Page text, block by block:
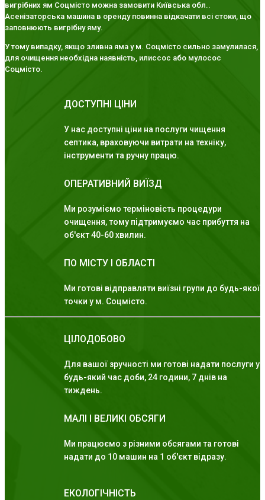
вигрібних ям Соцмісто можна замовити Київська обл..
Асенізаторська машина в оренду повинна відкачати всі стоки, що
заповнюють вигрібну яму.
У тому випадку, якщо зливна яма у м. Соцмісто сильно замулилася,
для очищення необхідна наявність, илиссос або мулосос
Соцмісто.
ДОСТУПНІ ЦІНИ
У нас доступні ціни на послуги чищення
септика, враховуючи витрати на техніку,
інструменти та ручну працю.
ОПЕРАТИВНИЙ ВИЇЗД
Ми розуміємо терміновість процедури
очищення, тому підтримуємо час прибуття на
об'єкт 40-60 хвилин.
ПО МІСТУ І ОБЛАСТІ
Ми готові відправляти виїзні групи до будь-якої
точки у м. Соцмісто.
ЦІЛОДОБОВО
Для вашої зручності ми готові надати послуги у
будь-який час доби, 24 години, 7 днів на
тиждень.
МАЛІ І ВЕЛИКІ ОБСЯГИ
Ми працюємо з різними обсягами та готові
надати до 10 машин на 1 об'єкт відразу.
ЕКОЛОГІЧНІСТЬ